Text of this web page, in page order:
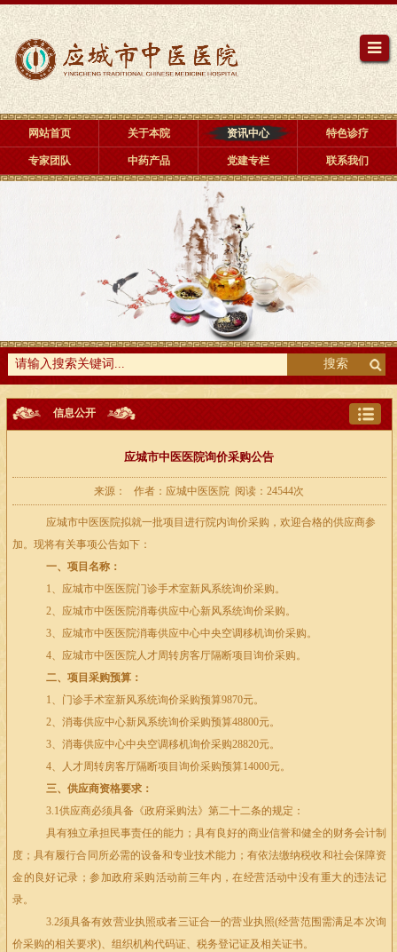
网站首页 关于本院 资讯中心 特色诊疗
专家团队 中药产品 党建专栏 联系我们
信息公开
应城市中医医院询价采购公告
来源： 作者：应城中医医院 阅读：24544次
应城市中医医院拟就一批项目进行院内询价采购，欢迎合格的供应商参
加。现将有关事项公告如下：
一、项目名称：
1、应城市中医医院门诊手术室新风系统询价采购。
2、应城市中医医院消毒供应中心新风系统询价采购。
3、应城市中医医院消毒供应中心中央空调移机询价采购。
4、应城市中医医院人才周转房客厅隔断项目询价采购。
二、项目采购预算：
1、门诊手术室新风系统询价采购预算9870元。
2、消毒供应中心新风系统询价采购预算48800元。
3、消毒供应中心中央空调移机询价采购28820元。
4、人才周转房客厅隔断项目询价采购预算14000元。
三、供应商资格要求：
3.1供应商必须具备《政府采购法》第二十二条的规定：
具有独立承担民事责任的能力；具有良好的商业信誉和健全的财务会计制
度；具有履行合同所必需的设备和专业技术能力；有依法缴纳税收和社会保障资
金的良好记录；参加政府采购活动前三年内，在经营活动中没有重大的违法记
录。
3.2须具备有效营业执照或者三证合一的营业执照(经营范围需满足本次询
价采购的相关要求)、组织机构代码证、税务登记证及相关证书。